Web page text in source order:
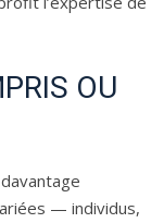
OU
— individus,